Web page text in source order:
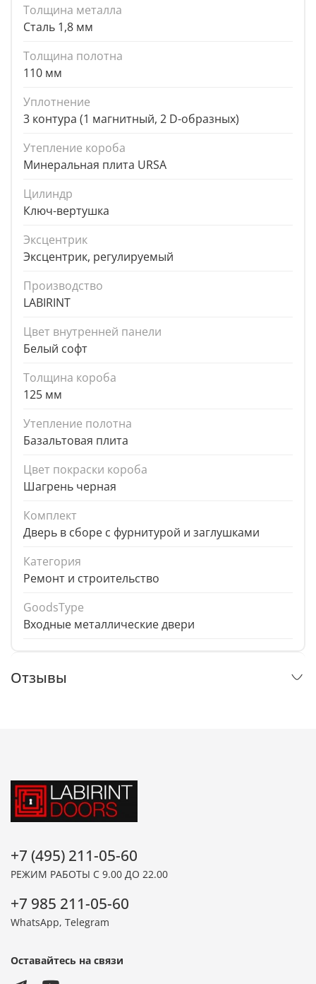
Толщина металла
Сталь 1,8 мм
Толщина полотна
110 мм
Уплотнение
3 контура (1 магнитный, 2 D-образных)
Утепление короба
Минеральная плита URSA
Цилиндр
Ключ-вертушка
Эксцентрик
Эксцентрик, регулируемый
Производство
LABIRINT
Цвет внутренней панели
Белый софт
Толщина короба
125 мм
Утепление полотна
Базальтовая плита
Цвет покраски короба
Шагрень черная
Комплект
Дверь в сборе с фурнитурой и заглушками
Категория
Ремонт и строительство
GoodsType
Входные металлические двери
Отзывы
+7 (495) 211-05-60
РЕЖИМ РАБОТЫ С 9.00 ДО 22.00
+7 985 211-05-60
WhatsApp, Telegram
Оставайтесь на связи